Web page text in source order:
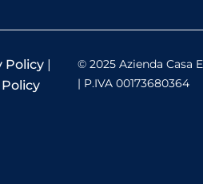
Policy |
© 2025 Azienda Casa
| P.IVA 00173680364